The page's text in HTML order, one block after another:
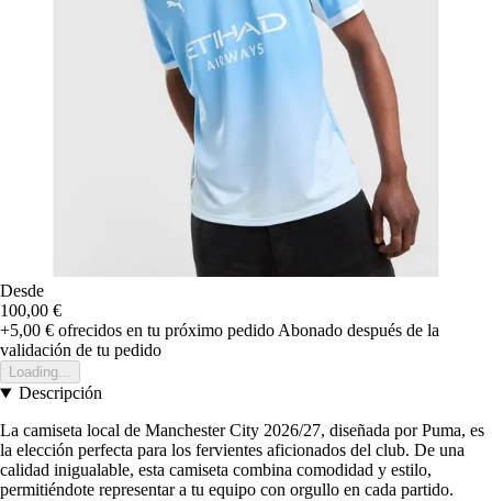
Desde
100,00 €
+5,00 € ofrecidos en tu próximo pedido Abonado después de la
validación de tu pedido
Loading...
Descripción
La camiseta local de Manchester City 2026/27, diseñada por Puma, es
la elección perfecta para los fervientes aficionados del club. De una
calidad inigualable, esta camiseta combina comodidad y estilo,
permitiéndote representar a tu equipo con orgullo en cada partido.